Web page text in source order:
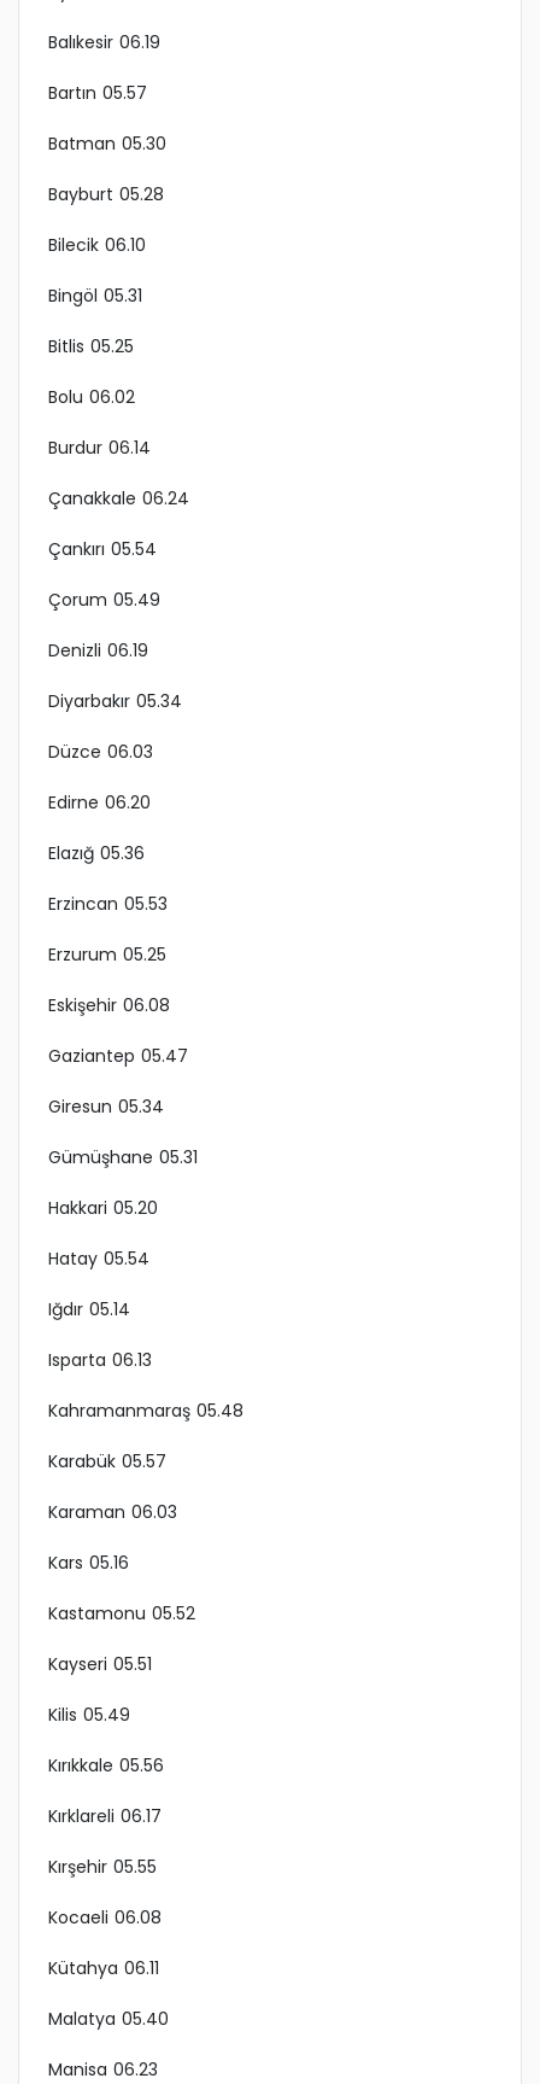
Balıkesir 06.19
Bartın 05.57
Batman 05.30
Bayburt 05.28
Bilecik 06.10
Bingöl 05.31
Bitlis 05.25
Bolu 06.02
Burdur 06.14
Çanakkale 06.24
Çankırı 05.54
Çorum 05.49
Denizli 06.19
Diyarbakır 05.34
Düzce 06.03
Edirne 06.20
Elazığ 05.36
Erzincan 05.53
Erzurum 05.25
Eskişehir 06.08
Gaziantep 05.47
Giresun 05.34
Gümüşhane 05.31
Hakkari 05.20
Hatay 05.54
Iğdır 05.14
Isparta 06.13
Kahramanmaraş 05.48
Karabük 05.57
Karaman 06.03
Kars 05.16
Kastamonu 05.52
Kayseri 05.51
Kilis 05.49
Kırıkkale 05.56
Kırklareli 06.17
Kırşehir 05.55
Kocaeli 06.08
Kütahya 06.11
Malatya 05.40
Manisa 06.23